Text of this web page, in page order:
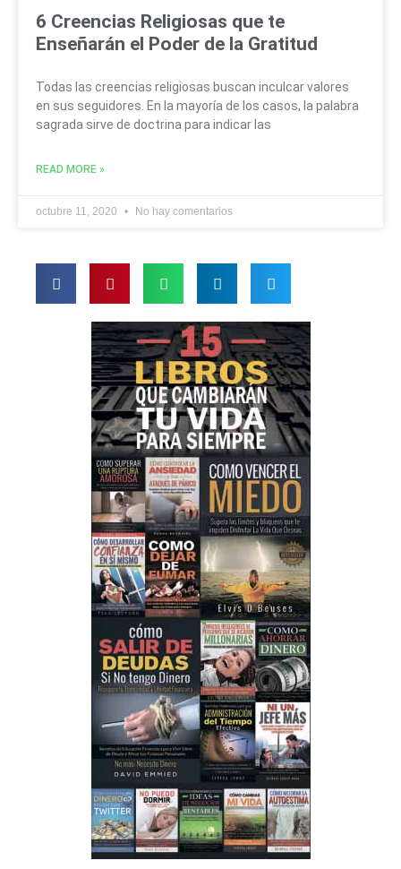
6 Creencias Religiosas que te
Enseñarán el Poder de la Gratitud
Todas las creencias religiosas buscan inculcar valores
en sus seguidores. En la mayoría de los casos, la palabra
sagrada sirve de doctrina para indicar las
READ MORE »
octubre 11, 2020 No hay comentarios